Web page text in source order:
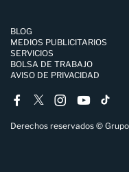
BLOG
MEDIOS PUBLICITARIOS
SERVICIOS
BOLSA DE TRABAJO
AVISO DE PRIVACIDAD
Derechos reservados ©